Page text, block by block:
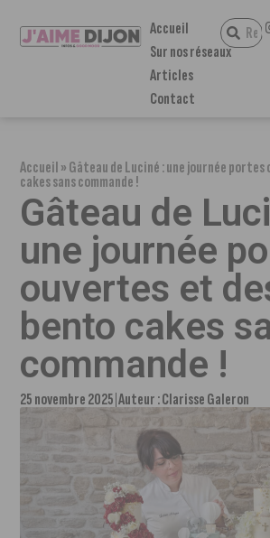
Accueil
Sur nos réseaux
Articles
Contact
Accueil»Gâteau de Luciné : une journée
cakes sans commande !
Gâteau de
une journée
ouvertes et
bento cakes
commande !
25 novembre 2025 Auteur :Clarisse Galeron